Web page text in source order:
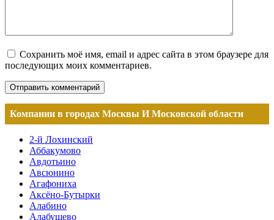
Сохранить моё имя, email и адрес сайта в этом браузере для
последующих моих комментариев.
Компании в городах Москвы И Московской области
2-й Лохинский
Аббакумово
Авдотьино
Авсюнино
Агафониха
Аксёно-Бутырки
Алабино
Алабушево